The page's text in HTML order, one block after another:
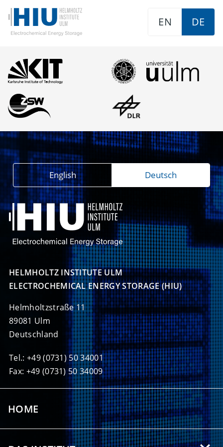
EN DE
HELMHOLTZ INSTITUTE ULM
ELECTROCHEMICAL ENERGY STORAGE (HIU)
Helmholtzstraße 11
89081 Ulm
Deutschland
Tel.: +49 (0731) 50 34001
Fax: +49 (0731) 50 34009
English Deutsch
HOME